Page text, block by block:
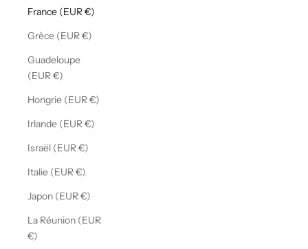
France (EUR €)
Grèce (EUR €)
Guadeloupe
(EUR €)
Hongrie (EUR €)
Irlande (EUR €)
Israël (EUR €)
Italie (EUR €)
Japon (EUR €)
La Réunion (EUR
€)